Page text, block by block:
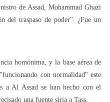
de Assad, Mohammad Ghazi
del traspaso de poder". ¿Fue un
homónima, y la base aérea de
con normalidad" este
a Al Assad se han hecho con el
una fuente siria a Tass.